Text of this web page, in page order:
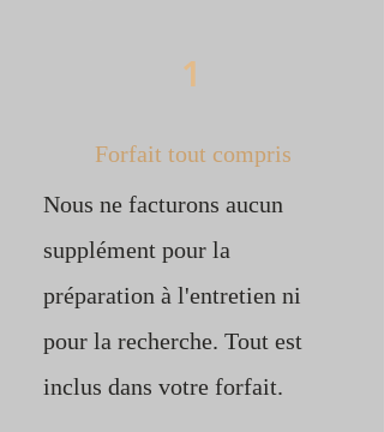
1
Forfait tout compris
Nous ne facturons aucun
supplément pour la
préparation à l'entretien ni
pour la recherche. Tout est
inclus dans votre forfait.